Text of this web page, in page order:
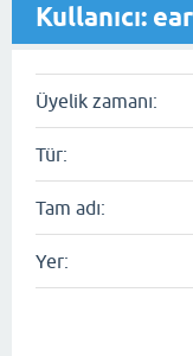
Kullanıcı:
Üyelik zamanı:
Tür:
Tam adı:
Yer: